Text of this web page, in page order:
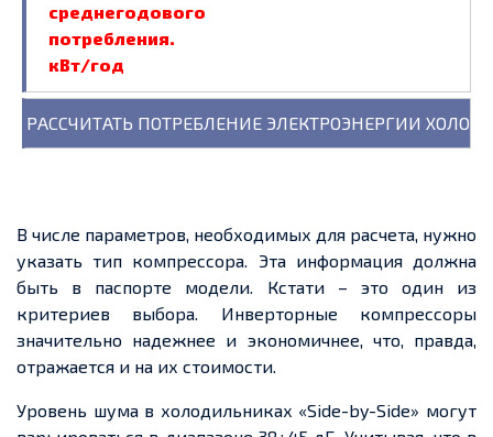
среднегодового
потребления.
кВт/год
В числе параметров, необходимых для расчета, нужно
указать тип компрессора. Эта информация должна
быть в паспорте модели. Кстати – это один из
критериев выбора. Инверторные компрессоры
значительно надежнее и экономичнее, что, правда,
отражается и на их стоимости.
Уровень шума в холодильниках «Side-by-Side» могут